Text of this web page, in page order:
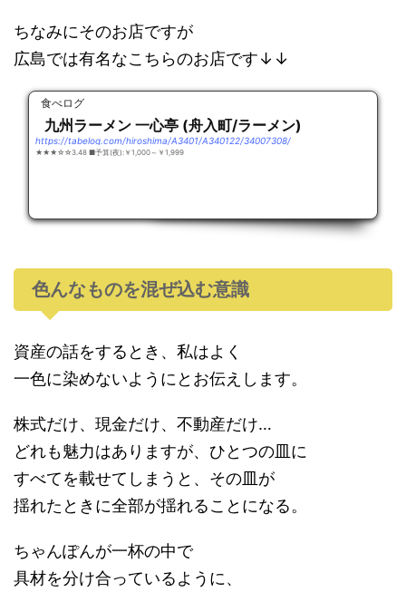
ちなみにそのお店ですが
広島では有名なこちらのお店です↓↓
食べログ
九州ラーメン 一心亭 (舟入町/ラーメン)
https://tabelog.com/hiroshima/A3401/A340122/34007308/
★★★☆☆3.48 ■予算(夜):￥1,000～￥1,999
色んなものを混ぜ込む意識
資産の話をするとき、私はよく
一色に染めないようにとお伝えします。
株式だけ、現金だけ、不動産だけ…
どれも魅力はありますが、ひとつの皿に
すべてを載せてしまうと、その皿が
揺れたときに全部が揺れることになる。
ちゃんぽんが一杯の中で
具材を分け合っているように、